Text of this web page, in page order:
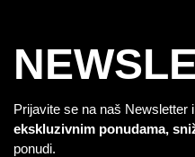
Prijavite se na naš Newsletter
ekskluzivnim ponudama,
ponudi.